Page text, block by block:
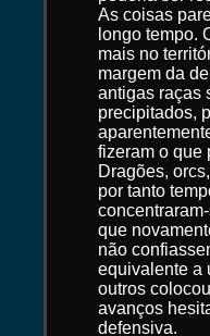
As coisas
longo tempo.
mais no
margem da
antigas raças
precipitados,
fizeram o que
Dragões,
por tanto
que
não
equivalente a
outros
avanços
defensiva.